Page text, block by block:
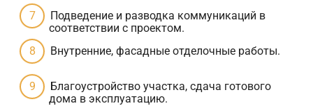
Подведение и разводка коммуникаций в
соответствии с проектом.
Внутренние, фасадные отделочные работы.
Благоустройство участка, сдача готового
дома в эксплуатацию.